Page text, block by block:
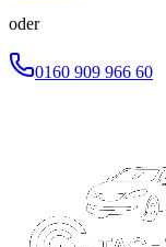
oder
0160 909 966 60